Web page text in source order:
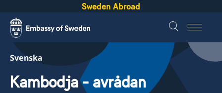
Sweden Abroad
Svenska
Kambodja - avrådan